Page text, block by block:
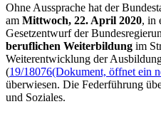
Ohne Aussprache hat der
am Mittwoch, 22. April 2020, in
Gesetzentwurf der
beruflichen Weiterbildung im
Weiterentwicklung der
(19/18076(Dokument, öffnet ein
überwiesen. Die Federführung
und Soziales.